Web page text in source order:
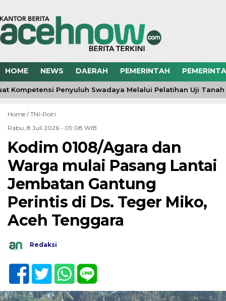
HOME NEWS DAERAH PEMERINTAH
Kompetensi Penyuluh Swadaya Melalui Pelatihan Uji
Home /TNI-Polri
Rabu, 8 Juli 2026 - 09:08 WIB
Kodim 0108/Agara dan
Warga mulai Pasang Lantai
Jembatan Gantung
Perintis di Ds. Teger Miko,
Aceh Tenggara
Redaksi